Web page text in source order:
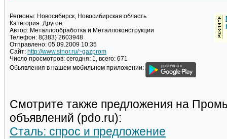
Регионы: Новосибирск, Новосибирская область
Категория: Другое
Автор: Металлообработка и Металлоконструкции
Телефон: 8(383) 2603948
Отправлено: 05.09.2009 10:35
Сайт: http://www.sinor.ru/~gazprom
Число просмотров: сегодня: 1, всего: 671
Обьявления в нашем мобильном приложении:
Смотрите также предложения на
объявлений (pdo.ru):
Сталь: спрос и предложение